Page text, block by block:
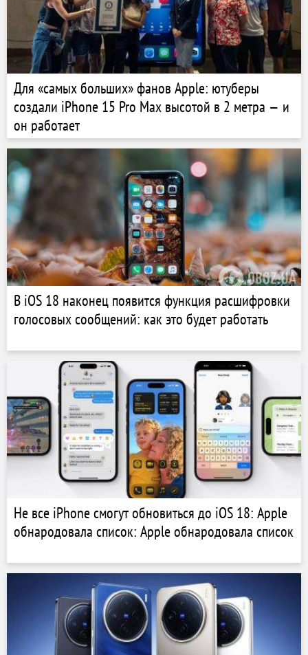
Для «самых больших» фанов Apple: ютуберы
создали iPhone 15 Pro Max высотой в 2 метра — и
он работает
В iOS 18 наконец появится функция расшифровки
голосовых сообщений: как это будет работать
Не все iPhone смогут обновиться до iOS 18: Apple
обнародовала список: Apple обнародовала список